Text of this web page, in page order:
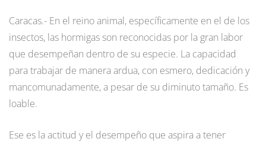
Caracas.- En el reino animal, específicamente en el de los
insectos, las hormigas son reconocidas por la gran labor
que desempeñan dentro de su especie. La capacidad
para trabajar de manera ardua, con esmero, dedicación y
mancomunadamente, a pesar de su diminuto tamaño. Es
loable.
Ese es la actitud y el desempeño que aspira a tener